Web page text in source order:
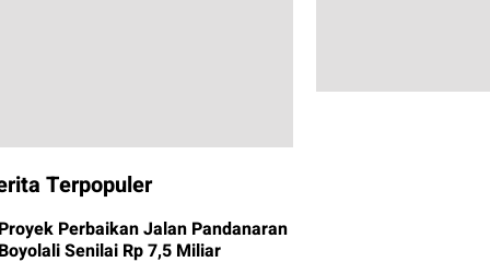
Terpopuler
Proyek Perbaikan Jalan Pandanaran
Boyolali Senilai Rp 7,5 Miliar